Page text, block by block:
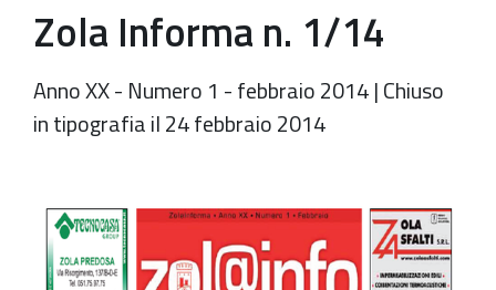
Zola Informa n. 1/14
Anno XX - Numero 1 - febbraio 2014 | Chiuso
in tipografia il 24 febbraio 2014